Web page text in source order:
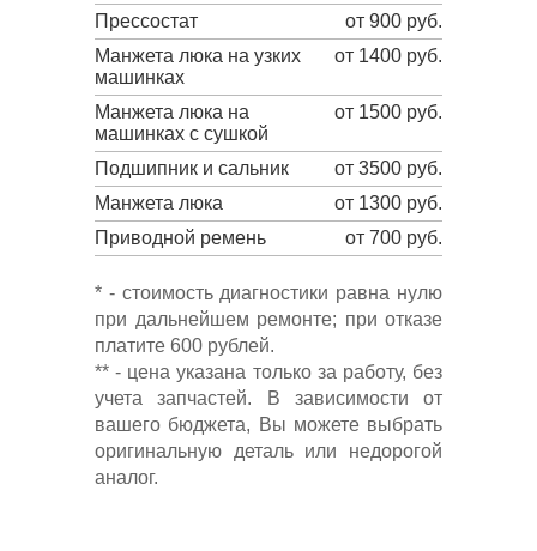
Прессостат
от 900 руб.
Манжета люка на узких
машинках
от 1400 руб.
Манжета люка на
машинках с сушкой
от 1500 руб.
Подшипник и сальник
от 3500 руб.
Манжета люка
от 1300 руб.
Приводной ремень
от 700 руб.
* - стоимость диагностики равна нулю
при дальнейшем ремонте; при отказе
платите 600 рублей.
** - цена указана только за работу, без
учета запчастей. В зависимости от
вашего бюджета, Вы можете выбрать
оригинальную деталь или недорогой
аналог.